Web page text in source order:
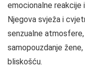
emocionalne reakcije
Njegova svježa i
senzualne
samopouzdanje
bliskošću.